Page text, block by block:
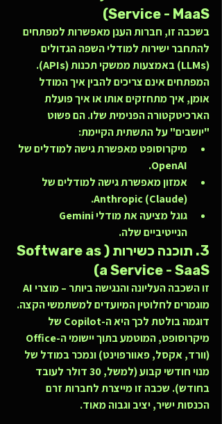
Service - MaaS)
בשכבה זו, חברות הענן מאפשרות למפתחים
להתחבר ישירות למודלי השפה הגדולים
(LLMs) באמצעות ממשקי תכנות (APIs).
המפתחים אינם צריכים להבין איך המודל
אומן, איך מתחזקים אותו או איך פועלת
הארכיטקטורה הפנימית שלו. הם פשוט
"יושבים" על התשתית הקיימת:
מיקרוסופט מאפשרת גישה למודלים של
OpenAI.
אמזון מאפשרת גישה למודלים של
Anthropic (Claude).
גוגל
הנייטיביים שלה.
3. תוכנה כשירות (Software as
a Service - SaaS)
מוגמרים לחלוטין המיועדים למשתמשי הקצה.
דוגמה בולטת לכך היא ה-Copilot של
(וורד, אקסל, פאוורפוינט) ונמכר במודל של
מנוי חודשי קבוע (למשל, 30 דולר לעובד
בחודש). שכבה זו מייצרת לחברות זרם
הכנסות ישיר, יציב וגבוה מאוד.